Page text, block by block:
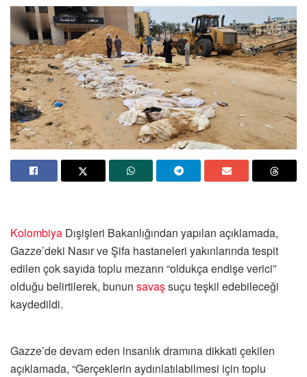
Kolombiya Dışişleri Bakanlığından yapılan açıklamada,
Gazze’deki Nasır ve Şifa hastaneleri yakınlarında tespit
edilen çok sayıda toplu mezarın “oldukça endişe verici”
olduğu belirtilerek, bunun savaşsuçu teşkil edebileceği
kaydedildi.
Gazze’de devam eden insanlık dramına dikkati çekilen
açıklamada, “Gerçeklerin aydınlatılabilmesi için toplu